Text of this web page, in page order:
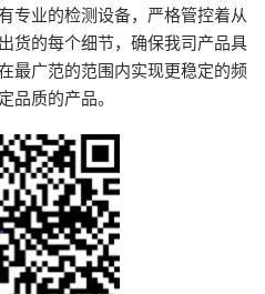
专业的检测设备，严格管控着从
货的每个细节，确保我司产品具
最广范的范围内实现更稳定的频
品质的产品。